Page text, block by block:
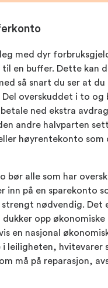
med dyr
til en buffer. Dette kan
så snart du ser at
Del overskuddet i to og
ned ekstra
andre halvparten
høyrentekonto som
bør alle som har
inn på en sparekonto
nødvendig. Det
opp
en nasjonal
i leiligheten, hvitevarer
må på reparasjon,